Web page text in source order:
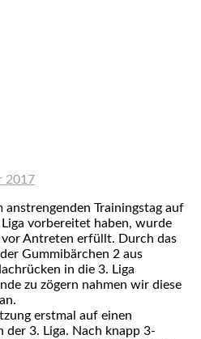
2017
Trainingstag auf
vorbereitet haben, wurde
Antreten erfüllt. Durch das
Gummibärchen 2 aus
in die 3. Liga
zu zögern nahmen wir diese
erstmal auf einen
der 3. Liga. Nach knapp 3-